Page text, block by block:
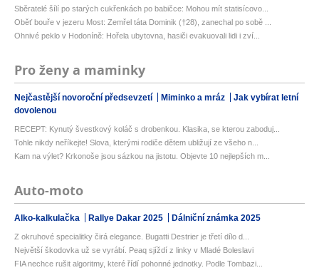
Sběratelé šílí po starých cukřenkách po babičce: Mohou mít statisícovo...
Oběť bouře v jezeru Most: Zemřel táta Dominik (†28), zanechal po sobě ...
Ohnivé peklo v Hodoníně: Hořela ubytovna, hasiči evakuovali lidi i zví...
Pro ženy a maminky
Nejčastější novoroční předsevzetí Miminko a mráz
Jak vybírat letní
dovolenou
RECEPT: Kynutý švestkový koláč s drobenkou. Klasika, se kterou zaboduj...
Tohle nikdy neříkejte! Slova, kterými rodiče dětem ubližují ze všeho n...
Kam na výlet? Krkonoše jsou sázkou na jistotu. Objevte 10 nejlepších m...
Auto-moto
Alko-kalkulačka Rallye Dakar 2025 Dálniční známka 2025
Z okruhové specialitky čirá elegance. Bugatti Destrier je třetí dílo d...
Největší škodovka už se vyrábí. Peaq sjíždí z linky v Mladé Boleslavi
FIA nechce rušit algoritmy, které řídí pohonné jednotky. Podle Tombazi...